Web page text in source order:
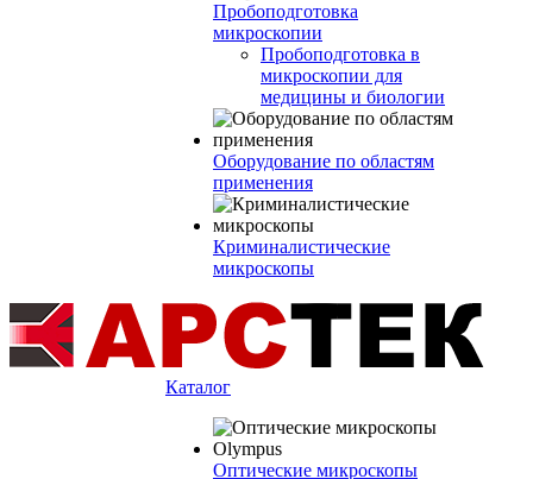
Пробоподготовка
микроскопии
Пробоподготовка в
микроскопии для
медицины и биологии
Оборудование по областям
применения
Криминалистические
микроскопы
Каталог
Оптические микроскопы